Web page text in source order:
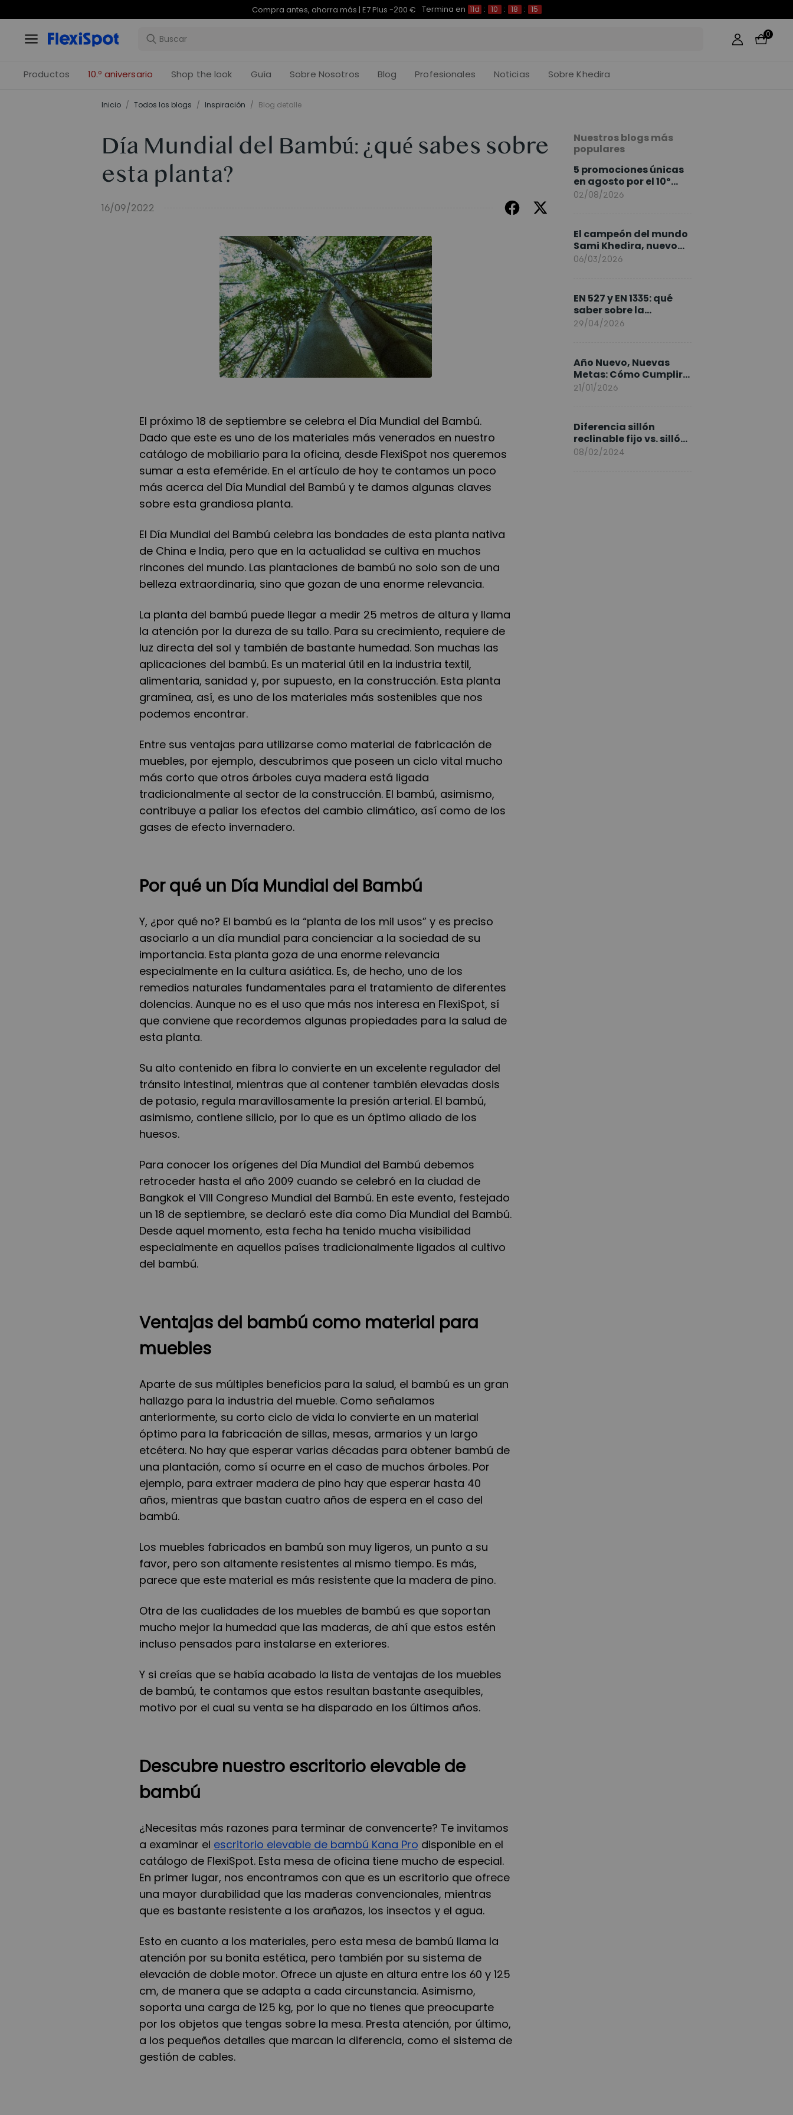
Compra antes, ahorra más | E7 Plus -200 € Termina en 11d : 10 : 18 : 14
0
Productos 10.º aniversario Shop the look Guía Sobre Nosotros Blog Profesionales Noticias Sobre Khedira
Inicio / Todos los blogs / Inspiración / Blog detalle
Día Mundial del Bambú: ¿qué sabes sobre
esta planta?
16/09/2022
El próximo 18 de septiembre se celebra el Día Mundial del Bambú.
Dado que este es uno de los materiales más venerados en nuestro
catálogo de mobiliario para la oficina, desde FlexiSpot nos queremos
sumar a esta efeméride. En el artículo de hoy te contamos un poco
más acerca del Día Mundial del Bambú y te damos algunas claves
sobre esta grandiosa planta.
El Día Mundial del Bambú celebra las bondades de esta planta nativa
de China e India, pero que en la actualidad se cultiva en muchos
rincones del mundo. Las plantaciones de bambú no solo son de una
belleza extraordinaria, sino que gozan de una enorme relevancia.
La planta del bambú puede llegar a medir 25 metros de altura y llama
la atención por la dureza de su tallo. Para su crecimiento, requiere de
luz directa del sol y también de bastante humedad. Son muchas las
aplicaciones del bambú. Es un material útil en la industria textil,
alimentaria, sanidad y, por supuesto, en la construcción. Esta planta
gramínea, así, es uno de los materiales más sostenibles que nos
podemos encontrar.
Entre sus ventajas para utilizarse como material de fabricación de
muebles, por ejemplo, descubrimos que poseen un ciclo vital mucho
más corto que otros árboles cuya madera está ligada
tradicionalmente al sector de la construcción. El bambú, asimismo,
contribuye a paliar los efectos del cambio climático, así como de los
gases de efecto invernadero.
Por qué un Día Mundial del Bambú
Y, ¿por qué no? El bambú es la “planta de los mil usos” y es preciso
asociarlo a un día mundial para concienciar a la sociedad de su
importancia. Esta planta goza de una enorme relevancia
especialmente en la cultura asiática. Es, de hecho, uno de los
remedios naturales fundamentales para el tratamiento de diferentes
dolencias. Aunque no es el uso que más nos interesa en FlexiSpot, sí
que conviene que recordemos algunas propiedades para la salud de
esta planta.
Su alto contenido en fibra lo convierte en un excelente regulador del
tránsito intestinal, mientras que al contener también elevadas dosis
de potasio, regula maravillosamente la presión arterial. El bambú,
asimismo, contiene silicio, por lo que es un óptimo aliado de los
huesos.
Para conocer los orígenes del Día Mundial del Bambú debemos
retroceder hasta el año 2009 cuando se celebró en la ciudad de
Bangkok el VIII Congreso Mundial del Bambú. En este evento, festejado
un 18 de septiembre, se declaró este día como Día Mundial del Bambú.
Desde aquel momento, esta fecha ha tenido mucha visibilidad
especialmente en aquellos países tradicionalmente ligados al cultivo
del bambú.
Ventajas del bambú como material para
muebles
Aparte de sus múltiples beneficios para la salud, el bambú es un gran
hallazgo para la industria del mueble. Como señalamos
anteriormente, su corto ciclo de vida lo convierte en un material
óptimo para la fabricación de sillas, mesas, armarios y un largo
etcétera. No hay que esperar varias décadas para obtener bambú de
una plantación, como sí ocurre en el caso de muchos árboles. Por
ejemplo, para extraer madera de pino hay que esperar hasta 40
años, mientras que bastan cuatro años de espera en el caso del
bambú.
Los muebles fabricados en bambú son muy ligeros, un punto a su
favor, pero son altamente resistentes al mismo tiempo. Es más,
parece que este material es más resistente que la madera de pino.
Otra de las cualidades de los muebles de bambú es que soportan
mucho mejor la humedad que las maderas, de ahí que estos estén
incluso pensados para instalarse en exteriores.
Y si creías que se había acabado la lista de ventajas de los muebles
de bambú, te contamos que estos resultan bastante asequibles,
motivo por el cual su venta se ha disparado en los últimos años.
Descubre nuestro escritorio elevable de
bambú
¿Necesitas más razones para terminar de convencerte? Te invitamos
a examinar el escritorio elevable de bambú Kana Pro disponible en el
catálogo de FlexiSpot. Esta mesa de oficina tiene mucho de especial.
En primer lugar, nos encontramos con que es un escritorio que ofrece
una mayor durabilidad que las maderas convencionales, mientras
que es bastante resistente a los arañazos, los insectos y el agua.
Esto en cuanto a los materiales, pero esta mesa de bambú llama la
atención por su bonita estética, pero también por su sistema de
elevación de doble motor. Ofrece un ajuste en altura entre los 60 y 125
cm, de manera que se adapta a cada circunstancia. Asimismo,
soporta una carga de 125 kg, por lo que no tienes que preocuparte
por los objetos que tengas sobre la mesa. Presta atención, por último,
a los pequeños detalles que marcan la diferencia, como el sistema de
gestión de cables.
Nuestros blogs más
populares
5 promociones únicas
en agosto por el 10º
Aniversario de
02/08/2026
El campeón del mundo
Sami Khedira, nuevo
embajador de
06/03/2026
EN 527 y EN 1335: qué
saber sobre la
normativa de los
29/04/2026
Año Nuevo, Nuevas
Metas: Cómo Cumplir
tus Objetivos Fitness
21/01/2026
Diferencia sillón
reclinable fijo vs. sillón
elevable
08/02/2024